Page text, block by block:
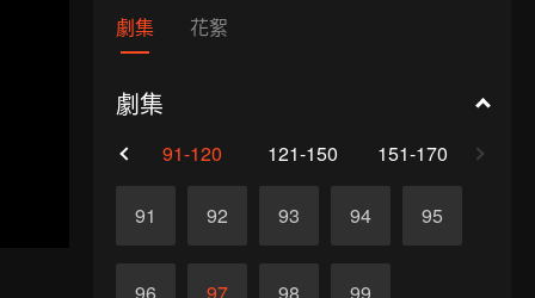
劇集 花絮
劇集
91-120 121-150 151-170
91 92 93 94 95